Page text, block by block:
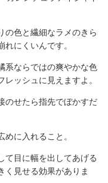
の色と繊細なラメのきら
にくいんです。
系ならではの爽やかな色
ッシュに見えますよ。
のせたら指先でぼかすだ
に入れること。
て目に幅を出してあげる
く見せる効果がありま